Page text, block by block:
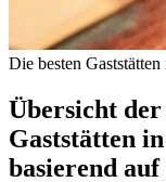
Die besten
Übersicht
Gaststätten
basierend auf